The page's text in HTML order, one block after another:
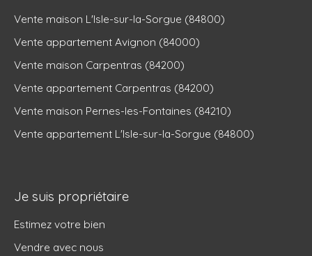
Vente maison L'Isle-sur-la-Sorgue (84800)
Vente appartement Avignon (84000)
Vente maison Carpentras (84200)
Vente appartement Carpentras (84200)
Vente maison Pernes-les-Fontaines (84210)
Vente appartement L'Isle-sur-la-Sorgue (84800)
Je suis propriétaire
Estimez votre bien
Vendre avec nous